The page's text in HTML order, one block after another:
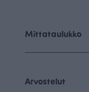
Mittataulukko
Arvostelut